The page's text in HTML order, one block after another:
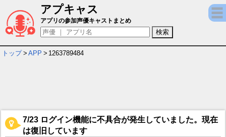
アプキャス
シノビマスター 閃乱カグラ NEW LINK キャ
アプリの参加声優キャストまとめ
トップ > APP > 1263789484
7/23 ログイン機能に不具合が発生していました。現在
は復旧しています